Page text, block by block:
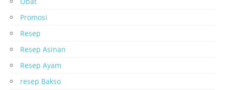
Promosi
Resep
Resep Asinan
Resep Ayam
resep Bakso